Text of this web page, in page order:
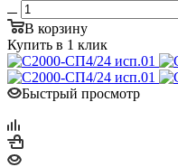
В корзину
Купить в 1 клик
Быстрый просмотр